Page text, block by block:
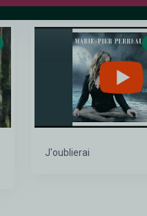
J'oublierai